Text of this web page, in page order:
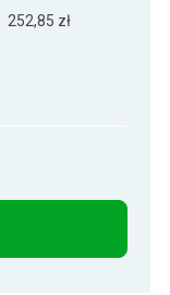
252,85 zł